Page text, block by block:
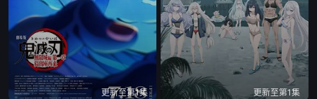
更新至第1集 更新至第1集